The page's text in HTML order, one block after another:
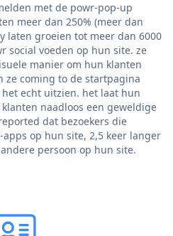
met de powr-pop-up
meer dan 250% (meer dan
laten groeien tot meer dan 6000
social voeden op hun site. ze
manier om hun klanten
ze coming to de startpagina
echt uitzien. het laat hun
naadloos een geweldige
dat bezoekers die
op hun site, 2,5 keer langer
persoon op hun site.